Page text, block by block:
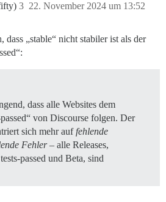
22. November 2024 um 13:52
3
„stable“ nicht stabiler ist als der
dass alle Websites dem
von Discourse folgen. Der
sich mehr auf fehlende
Fehler– alle Releases,
passed und Beta, sind